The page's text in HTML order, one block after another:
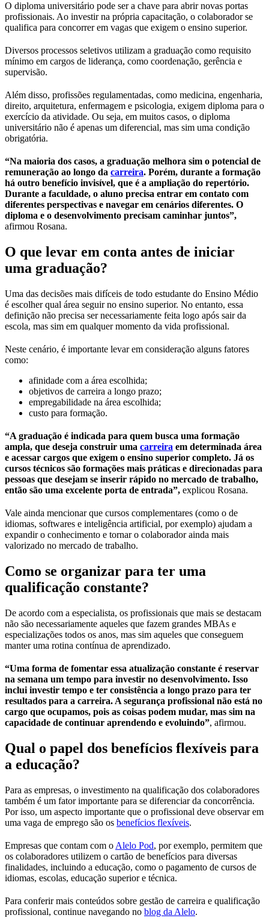
O diploma universitário pode ser a chave para abrir novas portas
profissionais. Ao investir na própria capacitação, o colaborador se
qualifica para concorrer em vagas que exigem o ensino superior.
Diversos processos seletivos utilizam a graduação como requisito
mínimo em cargos de liderança, como coordenação, gerência e
supervisão.
Além disso, profissões regulamentadas, como medicina, engenharia,
direito, arquitetura, enfermagem e psicologia, exigem diploma para o
exercício da atividade. Ou seja, em muitos casos, o diploma
universitário não é apenas um diferencial, mas sim uma condição
obrigatória.
“Na maioria dos casos, a graduação melhora sim o potencial de
remuneração ao longo da carreira. Porém, durante a formação
há outro benefício invisível, que é a ampliação do repertório.
Durante a faculdade, o aluno precisa entrar em contato com
diferentes perspectivas e navegar em cenários diferentes. O
diploma e o desenvolvimento precisam caminhar juntos”,
afirmou Rosana.
O que levar em conta antes de iniciar
uma graduação?
Uma das decisões mais difíceis de todo estudante do Ensino Médio
é escolher qual área seguir no ensino superior. No entanto, essa
definição não precisa ser necessariamente feita logo após sair da
escola, mas sim em qualquer momento da vida profissional.
Neste cenário, é importante levar em consideração alguns fatores
como:
afinidade com a área escolhida;
objetivos de carreira a longo prazo;
empregabilidade na área escolhida;
custo para formação.
“A graduação é indicada para quem busca uma formação
ampla, que deseja construir uma carreira em determinada área
e acessar cargos que exigem o ensino superior completo. Já os
cursos técnicos são formações mais práticas e direcionadas para
pessoas que desejam se inserir rápido no mercado de trabalho,
então são uma excelente porta de entrada”, explicou Rosana.
Vale ainda mencionar que cursos complementares (como o de
idiomas, softwares e inteligência artificial, por exemplo) ajudam a
expandir o conhecimento e tornar o colaborador ainda mais
valorizado no mercado de trabalho.
Como se organizar para ter uma
qualificação constante?
De acordo com a especialista, os profissionais que mais se destacam
não são necessariamente aqueles que fazem grandes MBAs e
especializações todos os anos, mas sim aqueles que conseguem
manter uma rotina contínua de aprendizado.
“Uma forma de fomentar essa atualização constante é reservar
na semana um tempo para investir no desenvolvimento. Isso
inclui investir tempo e ter consistência a longo prazo para ter
resultados para a carreira. A segurança profissional não está no
cargo que ocupamos, pois as coisas podem mudar, mas sim na
capacidade de continuar aprendendo e evoluindo”, afirmou.
Qual o papel dos benefícios flexíveis para
a educação?
Para as empresas, o investimento na qualificação dos colaboradores
também é um fator importante para se diferenciar da concorrência.
Por isso, um aspecto importante que o profissional deve observar em
uma vaga de emprego são os benefícios flexíveis.
Empresas que contam com o Alelo Pod, por exemplo, permitem que
os colaboradores utilizem o cartão de benefícios para diversas
finalidades, incluindo a educação, como o pagamento de cursos de
idiomas, escolas, educação superior e técnica.
Para conferir mais conteúdos sobre gestão de carreira e qualificação
profissional, continue navegando no blog da Alelo.